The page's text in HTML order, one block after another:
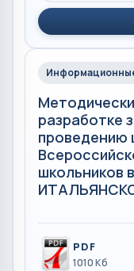
разработке
проведению
школьников
PDF
1010 Кб